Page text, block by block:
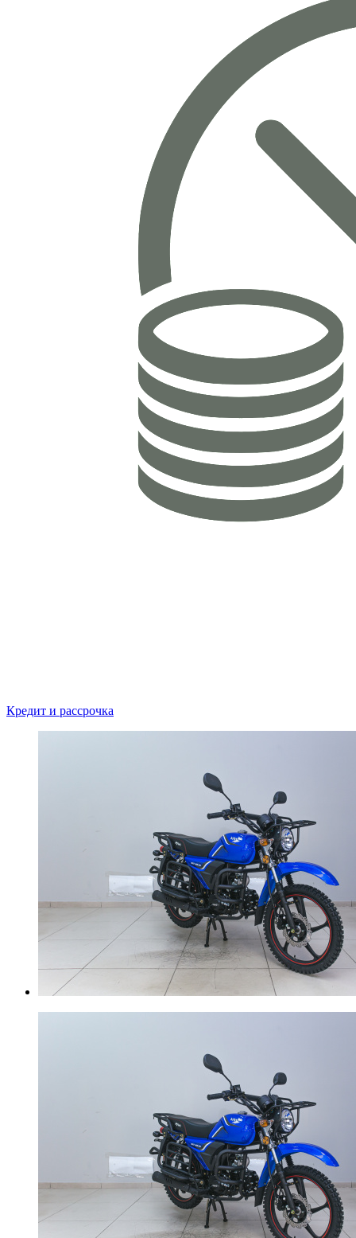
Кредит и рассрочка